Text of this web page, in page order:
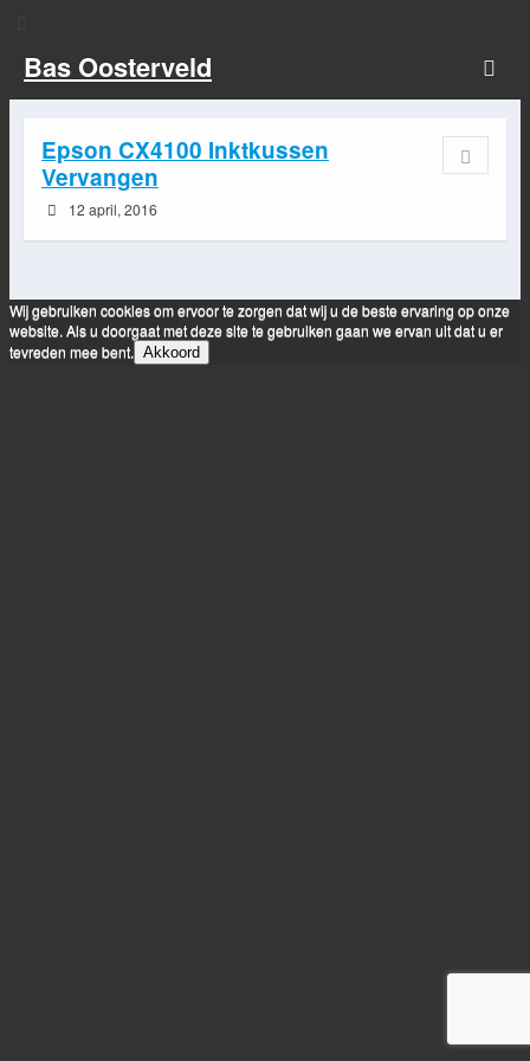
Bas Oosterveld
Epson CX4100 Inktkussen
Vervangen
12 april, 2016
Wij gebruiken cookies om ervoor te zorgen dat wij u de beste ervaring op onze
website. Als u doorgaat met deze site te gebruiken gaan we ervan uit dat u er
tevreden mee bent. Akkoord